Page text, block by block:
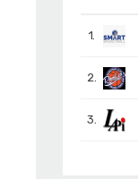
1.
2.
3.